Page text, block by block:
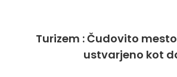
Turizem : Čudovito
ustvarjeno kot